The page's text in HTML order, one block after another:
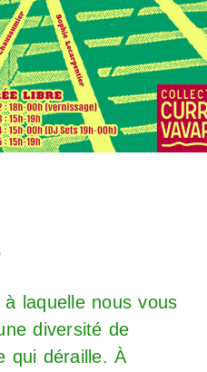
à laquelle nous vous
diversité de
qui déraille. À